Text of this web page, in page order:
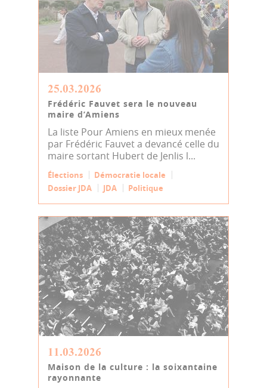
25.03.2026
Frédéric Fauvet sera le nouveau
maire d’Amiens
La liste Pour Amiens en mieux menée
par Frédéric Fauvet a devancé celle du
maire sortant Hubert de Jenlis l...
Élections
Démocratie locale
Dossier JDA
JDA Politique
11.03.2026
Maison de la culture : la soixantaine
rayonnante